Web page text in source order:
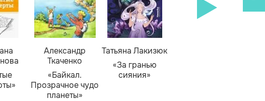
Александр
Ткаченко
«Байкал.
Прозрачное чудо
планеты»
Татьяна Лакизюк
«За гранью
сияния»